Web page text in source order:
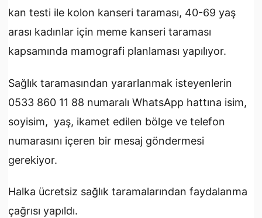
kan testi ile kolon kanseri taraması, 40-69 yaş
arası kadınlar için meme kanseri taraması
kapsamında mamografi planlaması yapılıyor.
Sağlık taramasından yararlanmak isteyenlerin
0533 860 11 88 numaralı WhatsApp hattına isim,
soyisim, yaş, ikamet edilen bölge ve telefon
numarasını içeren bir mesaj göndermesi
gerekiyor.
Halka ücretsiz sağlık taramalarından faydalanma
çağrısı yapıldı.